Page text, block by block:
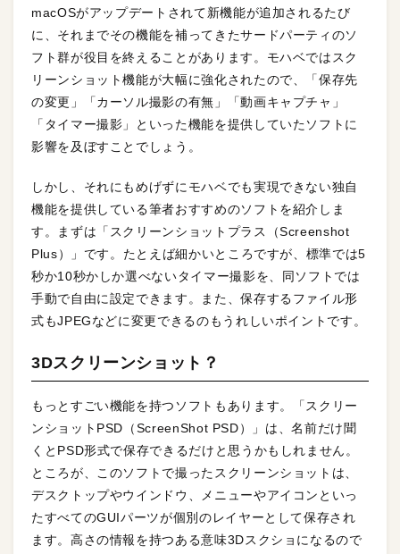
macOSがアップデートされて新機能が追加されるたび
に、それまでその機能を補ってきたサードパーティのソ
フト群が役目を終えることがあります。モハベではスク
リーンショット機能が大幅に強化されたので、「保存先
の変更」「カーソル撮影の有無」「動画キャプチャ」
「タイマー撮影」といった機能を提供していたソフトに
影響を及ぼすことでしょう。
しかし、それにもめげずにモハベでも実現できない独自
機能を提供している筆者おすすめのソフトを紹介しま
す。まずは「スクリーンショットプラス（Screenshot
Plus）」です。たとえば細かいところですが、標準では5
秒か10秒かしか選べないタイマー撮影を、同ソフトでは
手動で自由に設定できます。また、保存するファイル形
式もJPEGなどに変更できるのもうれしいポイントです。
3Dスクリーンショット？
もっとすごい機能を持つソフトもあります。「スクリー
ンショットPSD（ScreenShot PSD）」は、名前だけ聞
くとPSD形式で保存できるだけと思うかもしれません。
ところが、このソフトで撮ったスクリーンショットは、
デスクトップやウインドウ、メニューやアイコンといっ
たすべてのGUIパーツが個別のレイヤーとして保存され
ます。高さの情報を持つある意味3Dスクショになるので